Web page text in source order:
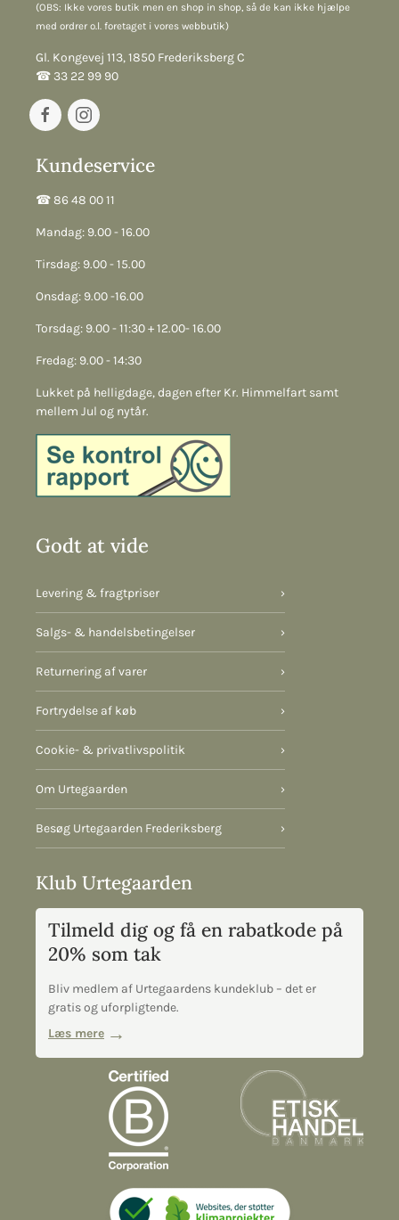
(OBS: Ikke vores butik men en shop in shop, så de kan ikke hjælpe
med ordrer o.l. foretaget i vores webbutik)
Gl. Kongevej 113, 1850 Frederiksberg C
☎︎ 33 22 99 90
Kundeservice
☎︎ 86 48 00 11
Mandag: 9.00 - 16.00
Tirsdag: 9.00 - 15.00
Onsdag: 9.00 -16.00
Torsdag: 9.00 - 11:30 + 12.00- 16.00
Fredag: 9.00 - 14:30
Lukket på helligdage, dagen efter Kr. Himmelfart samt
mellem Jul og nytår.
Godt at vide
Levering & fragtpriser ›
Salgs- & handelsbetingelser ›
Returnering af varer ›
Fortrydelse af køb ›
Cookie- & privatlivspolitik ›
Om Urtegaarden ›
Besøg Urtegaarden Frederiksberg ›
Klub Urtegaarden
Tilmeld dig og få en rabatkode på
20% som tak
Bliv medlem af Urtegaardens kundeklub – det er
gratis og uforpligtende.
Læs mere